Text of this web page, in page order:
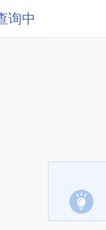
询中